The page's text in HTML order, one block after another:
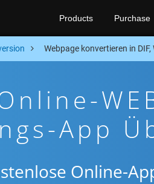
Products Purchase
Webpage konvertieren in
App
Online-